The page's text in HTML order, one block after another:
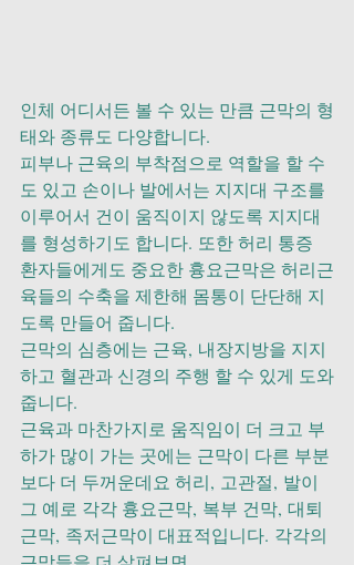
인체 어디서든 볼 수 있는 만큼 근막의 형
태와 종류도 다양합니다.
피부나 근육의 부착점으로 역할을 할 수
도 있고 손이나 발에서는 지지대 구조를
이루어서 건이 움직이지 않도록 지지대
를 형성하기도 합니다. 또한 허리 통증
환자들에게도 중요한 흉요근막은 허리근
육들의 수축을 제한해 몸통이 단단해 지
도록 만들어 줍니다.
근막의 심층에는 근육, 내장지방을 지지
하고 혈관과 신경의 주행 할 수 있게 도와
줍니다.
근육과 마찬가지로 움직임이 더 크고 부
하가 많이 가는 곳에는 근막이 다른 부분
보다 더 두꺼운데요 허리, 고관절, 발이
그 예로 각각 흉요근막, 복부 건막, 대퇴
근막, 족저근막이 대표적입니다. 각각의